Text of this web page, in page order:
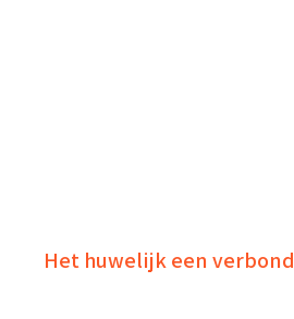
Het huwelijk een verbond